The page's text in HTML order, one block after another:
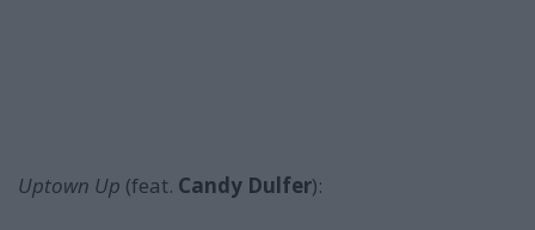
Uptown Up (feat. Candy Dulfer):